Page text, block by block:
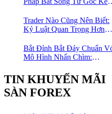
Cho Trader Forex
Trader Nào Cũng Nên Biết:
Kỷ Luật Quan Trọng Hơn
Bắt Đỉnh Bắt Đáy Chuẩn
Mô Hình Nhấn Chìm:
Forex Đơn Giản Cho Mọi
Trader
TIN KHUYẾN MÃI
SÀN FOREX